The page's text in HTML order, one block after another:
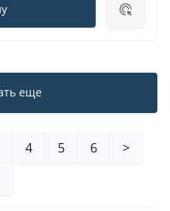
еще
4 5 6
>